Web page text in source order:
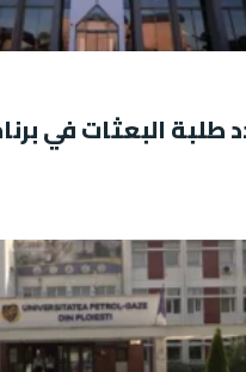
طلبة البعثات في